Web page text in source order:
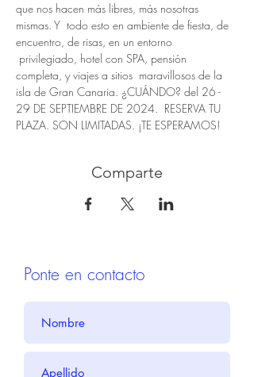
que nos hacen más libres, más nosotras
mismas. Y  todo esto en ambiente de fiesta, de
encuentro, de risas, en un entorno
privilegiado, hotel con SPA, pensión
completa, y viajes a sitios  maravillosos de la
isla de Gran Canaria. ¿CUÁNDO? del 26 -
29 DE SEPTIEMBRE DE 2024.  RESERVA TU
PLAZA. SON LIMITADAS. ¡TE ESPERAMOS!
Comparte
Ponte en contacto